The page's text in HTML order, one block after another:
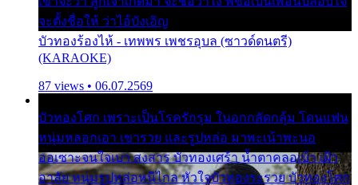
จะตั้งชื่อให้ ว่าไอ้บังเอิญ
บัวทองร้องไห้ - เทพพร เพชรอุบล (ซาวด์ดนตรี)
(KARAOKE)
87 views • 06.07.2569
บัวทองโศก เพราะเป็นโรครักรุม ในอกกลัดกลุ้ม โดนแฟน
หนุ่มหลอกเอา เขารวย และรูปหล่อ มาพะเน้าพะนอ
ออเซาะจนใจเบา สงสาร บัวทองเศร้า น้ำตาคลอเบ้า เฝ้า
อาลัย หนุ่มรูปหล่อหนีไกล หัวใจบัวทองระรวย บัวทองโศก